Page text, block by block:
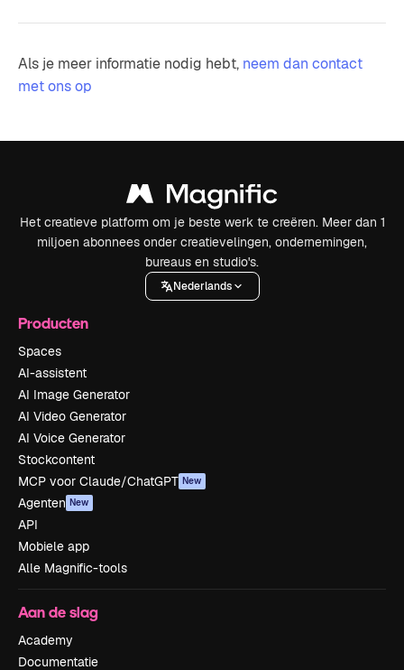
Als je meer informatie nodig hebt, neem dan contact
met ons op
Het creatieve platform om je beste werk te creëren. Meer dan 1
miljoen abonnees onder creatievelingen, ondernemingen,
bureaus en studio's.
Nederlands
Producten
Spaces
AI-assistent
AI Image Generator
AI Video Generator
AI Voice Generator
Stockcontent
MCP voor Claude/ChatGPT New
Agenten New
API
Mobiele app
Alle Magnific-tools
Aan de slag
Academy
Documentatie